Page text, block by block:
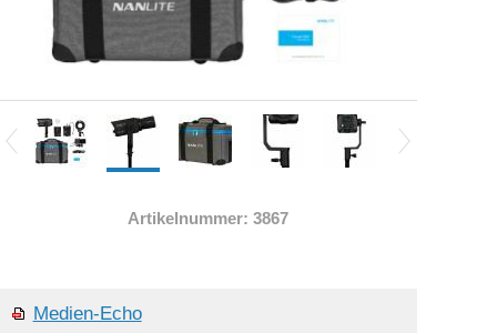
Artikelnummer: 3867
Medien-Echo